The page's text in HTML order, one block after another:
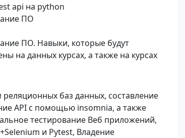
api на python
ПО
ПО. Навыки, которые будут
на данных курсах, а также на курсах
баз данных, составление
API с помощью insomnia, а также
тестирование Веб приложений,
и Pytest, Владение